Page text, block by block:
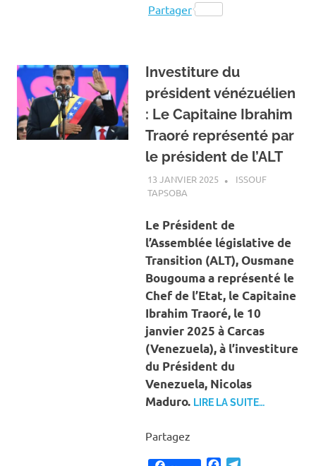
Partager
Investiture du
président vénézuélien
: Le Capitaine Ibrahim
Traoré représenté par
le président de l’ALT
13 JANVIER 2025
ISSOUF
TAPSOBA
Le Président de
l’Assemblée législative de
Transition (ALT), Ousmane
Bougouma a représenté le
Chef de l’Etat, le Capitaine
Ibrahim Traoré, le 10
janvier 2025 à Carcas
(Venezuela), à l’investiture
du Président du
Venezuela, Nicolas
Maduro. LIRE LA SUITE…
Partagez